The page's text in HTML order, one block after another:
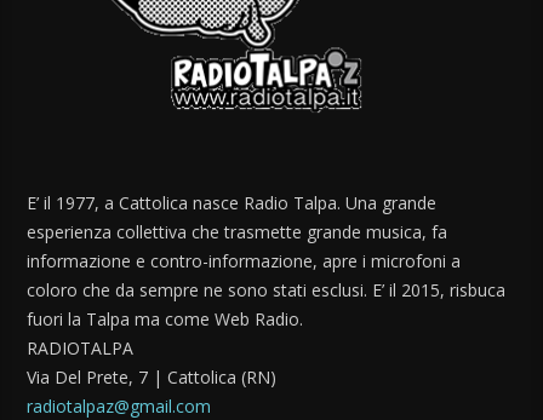
E’ il 1977, a Cattolica nasce Radio Talpa. Una grande
esperienza collettiva che trasmette grande musica, fa
informazione e contro-informazione, apre i microfoni a
coloro che da sempre ne sono stati esclusi. E’ il 2015, risbuca
fuori la Talpa ma come Web Radio.
RADIOTALPA
Via Del Prete, 7 | Cattolica (RN)
radiotalpaz@gmail.com